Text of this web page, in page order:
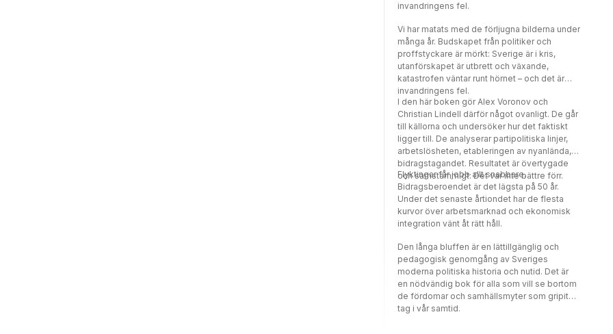
invandringens fel.
Vi har matats med de förljugna bilderna under
många år. Budskapet från politiker och
proffstyckare är mörkt: Sverige är i kris,
utanförskapet är utbrett och växande,
katastrofen väntar runt hörnet – och det är
invandringens fel.
I den här boken gör Alex Voronov och
Christian Lindell därför något ovanligt. De går
till källorna och undersöker hur det faktiskt
ligger till. De analyserar partipolitiska linjer,
arbetslösheten, etableringen av nyanlända,
bidragstagandet. Resultatet är övertygade
och samstämmigt: Det var inte bättre förr.
Flyktingar får jobb allt snabbare.
Bidragsberoendet är det lägsta på 50 år.
Under det senaste årtiondet har de flesta
kurvor över arbetsmarknad och ekonomisk
integration vänt åt rätt håll.
Den långa bluffen är en lättillgänglig och
pedagogisk genomgång av Sveriges
moderna politiska historia och nutid. Det är
en nödvändig bok för alla som vill se bortom
de fördomar och samhällsmyter som gripit
tag i vår samtid.